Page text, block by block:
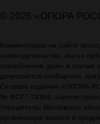
© 2026 «ОПОРА
Комментарии на сайте
законодательства, мы не
оскорбления, даже в
допускаются сообщения,
Сетевое издание «ОПОРА
№ ФС77-74363,
Учредитель: Московское
организации малого и